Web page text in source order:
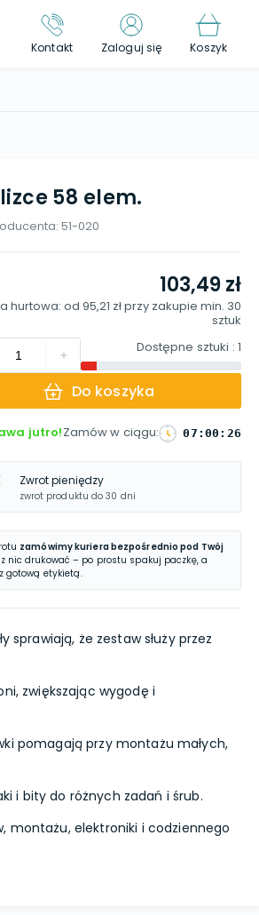
Kontakt Zaloguj się Koszyk
58 elem.
51-020
103,49 zł
hurtowa: od 95,21 złprzy zakupie min. 30
sztuk
Dostępne sztuki : 1
Do koszyka
jutro!Zamów w ciągu: 07 : 00 : 25
Zwrot pieniędzy
zwrot produktu do 30 dni
zamówimy kuriera bezpośrednio pod Twój
nic drukować – po prostu spakuj paczkę, a
gotową etykietą.
sprawiają, że zestaw służy przez
zwiększając wygodę i
pomagają przy montażu małych,
i bity do różnych zadań i śrub.
montażu, elektroniki i codziennego